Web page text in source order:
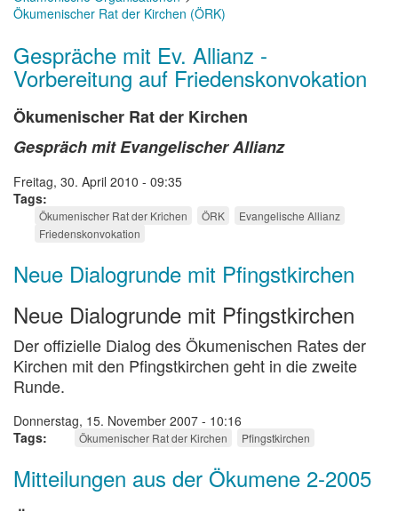
Ökumenischer Rat der Kirchen (ÖRK)
Gespräche mit Ev. Allianz -
Vorbereitung auf Friedenskonvokation
Ökumenischer Rat der Kirchen
Gespräch mit Evangelischer Allianz
Freitag, 30. April 2010 - 09:35
Tags
Ökumenischer Rat der Krichen ÖRK
Evangelische Allianz
Friedenskonvokation
Neue Dialogrunde mit Pfingstkirchen
Neue Dialogrunde mit Pfingstkirchen
Der offizielle Dialog des Ökumenischen Rates der
Kirchen mit den Pfingstkirchen geht in die zweite
Runde.
Donnerstag, 15. November 2007 - 10:16
Tags
Ökumenischer Rat der Kirchen Pfingstkirchen
Mitteilungen aus der Ökumene 2-2005